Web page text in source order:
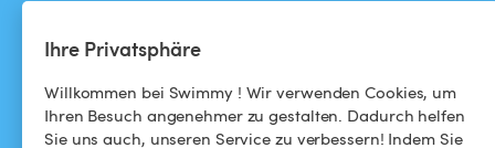
Ihre Privatsphäre
Willkommen bei Swimmy ! Wir verwenden Cookies, um
Ihren Besuch angenehmer zu gestalten. Dadurch helfen
Sie uns auch, unseren Service zu verbessern! Indem Sie
Geschäftsbedingungen
Datenschutzbestimmungen